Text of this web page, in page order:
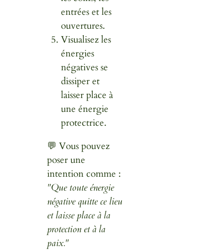
entrées et les
ouvertures.
Visualisez les
énergies
négatives se
dissiper et
laisser place à
une énergie
protectrice.
💬 Vous pouvez
poser une
intention comme :
"Que toute énergie
négative quitte ce lieu
et laisse place à la
protection et à la
paix."